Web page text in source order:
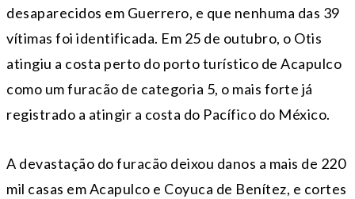
desaparecidos em Guerrero, e que nenhuma das 39
vítimas foi identificada. Em 25 de outubro, o Otis
atingiu a costa perto do porto turístico de Acapulco
como um furacão de categoria 5, o mais forte já
registrado a atingir a costa do Pacífico do México.
A devastação do furacão deixou danos a mais de 220
mil casas em Acapulco e Coyuca de Benítez, e cortes